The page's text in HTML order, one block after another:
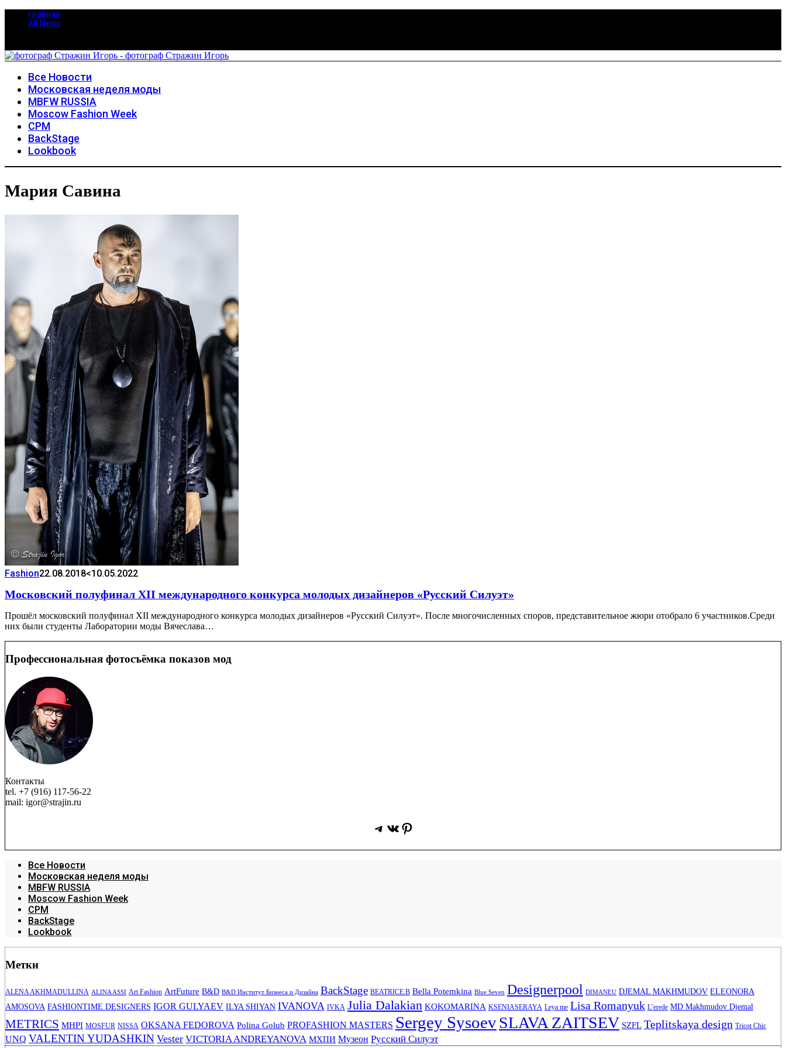
главная
All News
Все Новости
Московская неделя моды
MBFW RUSSIA
Moscow Fashion Week
CPM
BackStage
Lookbook
Мария Савина
Fashion22.08.2018<10.05.2022
Московский полуфинал XII международного конкурса молодых дизайнеров «Русский Силуэт»
Прошёл московский полуфинал XII международного конкурса молодых дизайнеров «Русский Силуэт». После многочисленных споров, представительное жюри отобрало 6 участников.Среди
них были студенты Лаборатории моды Вячеслава…
Профессиональная фотосъёмка показов мод
Контакты
tel. +7 (916) 117-56-22
mail: igor@strajin.ru
Telegram
ВКонтакте
Pinterest
Все Новости
Московская неделя моды
MBFW RUSSIA
Moscow Fashion Week
CPM
BackStage
Lookbook
Метки
ALENA AKHMADULLINA ALINA ASSI Art Fashion ArtFuture B&D B&D Институт Бизнеса и Дизайна BackStage BEATRICE.B Bella Potemkina Blue Seven Designerpool DIMANEU DJEMAL MAKHMUDOV ELEONORA
AMOSOVA FASHIONTIME DESIGNERS IGOR GULYAEV ILYA SHIYAN IVANOVA IVKA Julia Dalakian KOKOMARINA KSENIASERAYA Leya me Lisa Romanyuk L’erede MD Makhmudov Djemal
METRICS MHPI MOSFUR NISSA OKSANA FEDOROVA Polina Golub PROFASHION MASTERS Sergey SysoevSLAVA ZAITSEV SZFL Teplitskaya design Tricot Chic
UNQ VALENTIN YUDASHKIN Vester VICTORIA ANDREYANOVA МХПИ Музеон Русский Силуэт